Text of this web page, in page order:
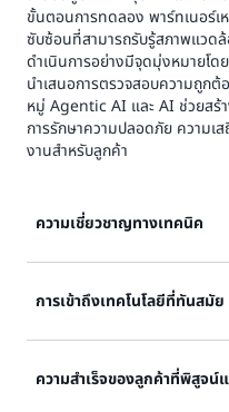
ขั้นตอนการทดลอง พาร์ทเนอร์เ
ซับซ้อนที่สามารถรับรู้สภาพแวดล้
ดำเนินการอย่างมีจุดมุ่งหมายโ
นำเสนอการตรวจสอบความถูก
หมู่ Agentic AI และ AI ช่วยสร้
การรักษาความปลอดภัย ความเ
งานสำหรับลูกค้า
ความเชี่ยวชาญทางเทคนิค
พาร์ทเนอร์เหล่านี้เป็
สร้างมูลค่าและขับเค
ลูกค้า AWS ทั่วโลก พ
ความเชี่ยวชาญ ประ
การเข้าถึงเทคโนโลยีที่ทันสมัย
พาร์ทเนอร์เหล่านี้เป็
ความสำเร็จของลูกค้าที่พิสูจน์